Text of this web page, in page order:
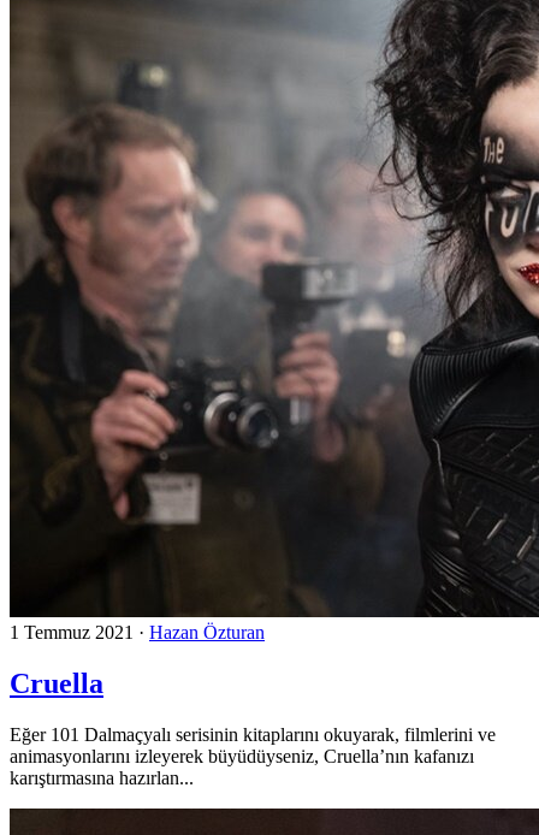
1 Temmuz 2021 · Hazan Özturan
Cruella
Eğer 101 Dalmaçyalı serisinin kitaplarını okuyarak, filmlerini ve
animasyonlarını izleyerek büyüdüyseniz, Cruella’nın kafanızı
karıştırmasına hazırlan...